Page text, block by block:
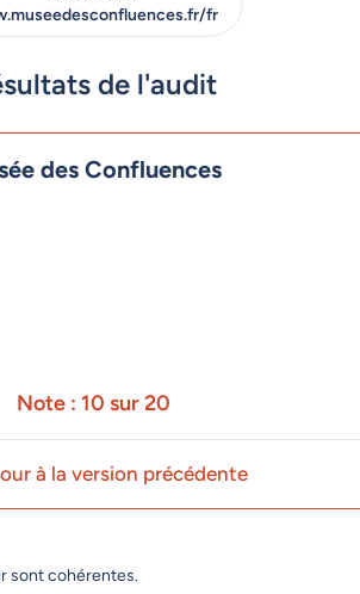
fr
de l'audit
des Confluences
Note : 10 sur 20
à la version précédente
sont cohérentes.